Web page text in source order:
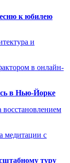
к юбилею
и
в онлайн-
в Нью-Йорке
медитации с
туру